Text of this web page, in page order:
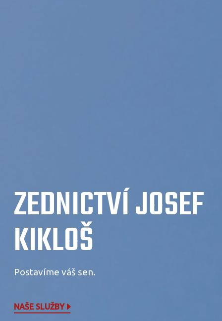
ZEDNICTVÍ JOSEF
KIKLOŠ
Postavíme váš sen.
NAŠE SLUŽBY